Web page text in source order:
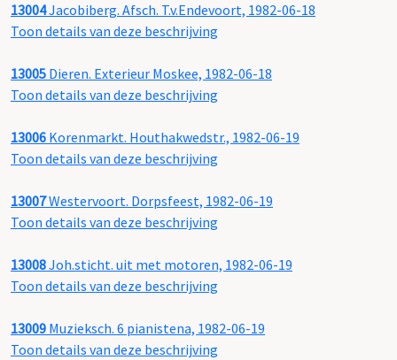
13004Jacobiberg. Afsch. T.v.Endevoort, 1982-06-18
Toon details van deze beschrijving
13005 Dieren. Exterieur Moskee, 1982-06-18
Toon details van deze beschrijving
13006 Korenmarkt. Houthakwedstr., 1982-06-19
Toon details van deze beschrijving
13007Westervoort. Dorpsfeest, 1982-06-19
Toon details van deze beschrijving
13008Joh.sticht. uit met motoren, 1982-06-19
Toon details van deze beschrijving
13009 Muzieksch. 6 pianistena, 1982-06-19
Toon details van deze beschrijving